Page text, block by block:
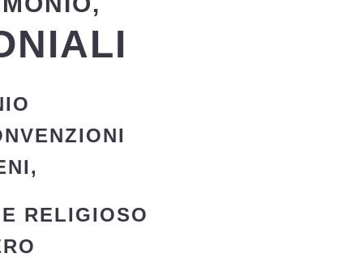
RELIGIOSO